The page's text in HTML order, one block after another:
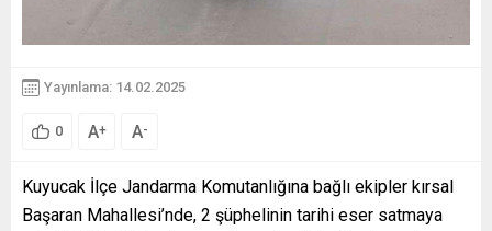
Yayınlama: 14.02.2025
0 A+ A-
Kuyucak İlçe Jandarma Komutanlığına bağlı ekipler kırsal
Başaran Mahallesi’nde, 2 şüphelinin tarihi eser satmaya